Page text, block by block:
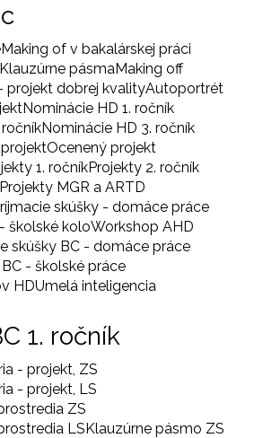
Making of v bakalárskej práci
Klauzúrne pásmaMaking off
projekt dobrej kvalityAutoportrét
Nominácie HD 1. ročník
Nominácie HD 3. ročník
Ocenený projekt
1. ročníkProjekty 2. ročník
Projekty MGR a ARTD
skúšky - domáce práce
školské koloWorkshop AHD
skúšky BC - domáce práce
- školské práce
HDUmelá inteligencia
1. ročník
- projekt, ZS
- projekt, LS
ZS
LSKlauzúrne pásmo ZS